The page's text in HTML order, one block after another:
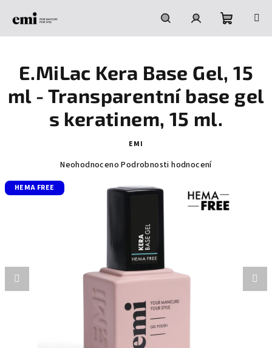
HledatPřihlášeníNákupní
košík
E.MiLac Kera Base Gel, 15
ml - Transparentní base gel
s keratinem, 15 ml.
EMI
Průměrné
produktu
Neohodnoceno Podrobnosti hodnocení
HEMA FREE